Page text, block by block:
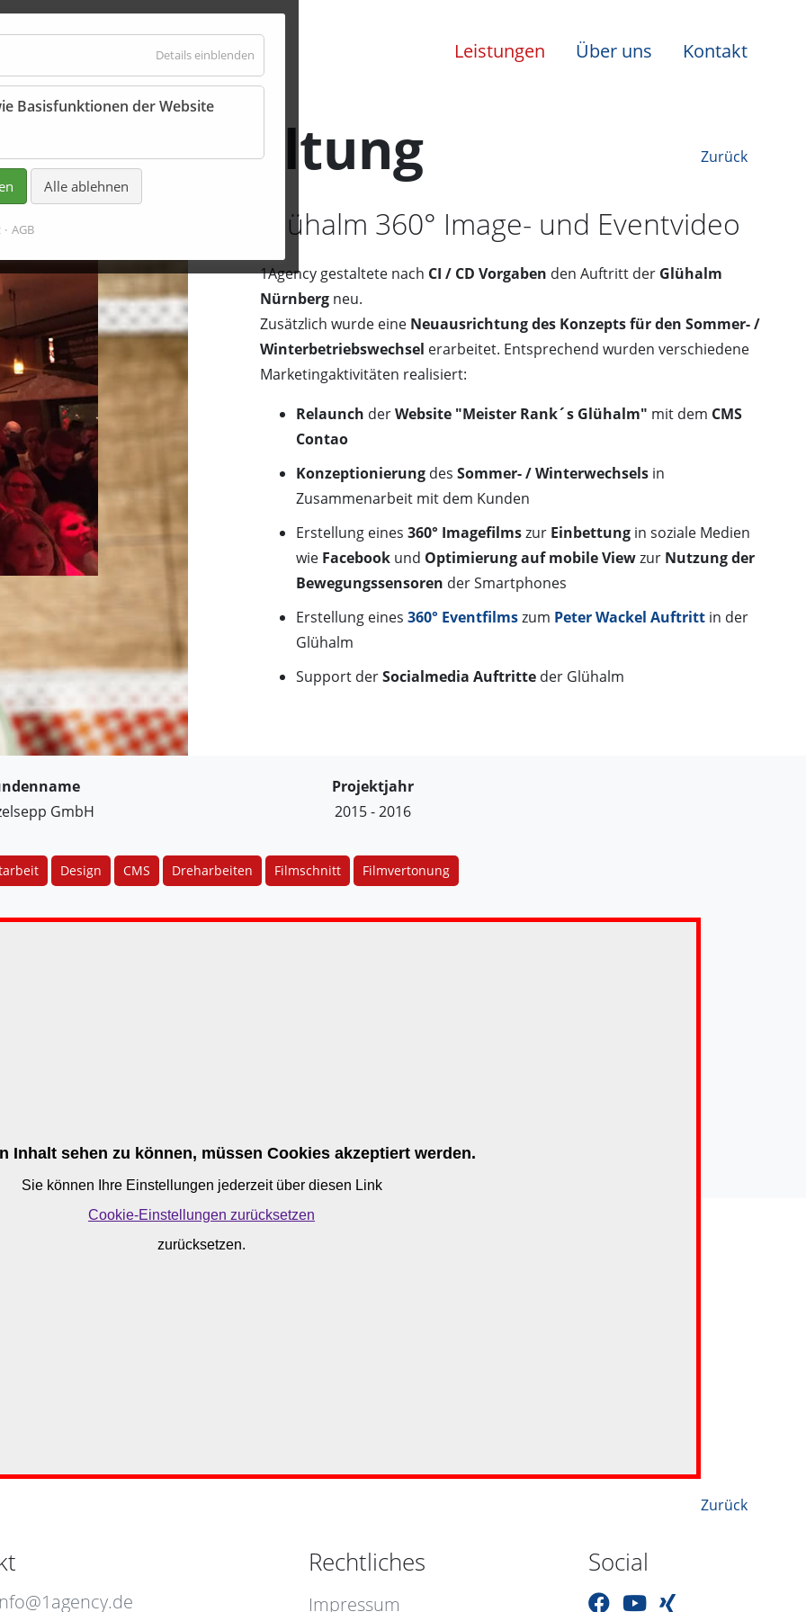
Details einblenden
Essenziell
Basisfunktionen der Website
Alle ablehnen
AGB
Leistungen Über uns Kontakt
Filmgestaltung Zurück
Glühalm 360° Image- und Eventvideo
1Agency gestaltete nach CI / CD Vorgaben den Auftritt der Glühalm
Nürnberg neu.
Zusätzlich wurde eine Neuausrichtung des Konzepts für den Sommer- /
Winterbetriebswechsel erarbeitet. Entsprechend wurden verschiedene
Marketingaktivitäten realisiert:
Relaunch derWebsite "Meister Rank´s Glühalm" mit dem CMS
Contao
Konzeptionierung des Sommer- / Winterwechsels in
Zusammenarbeit mit dem Kunden
Erstellung eines 360° Imagefilmszur Einbettung in soziale Medien
wie Facebook und Optimierung auf mobile Viewzur Nutzung der
Bewegungssensoren der Smartphones
Erstellung eines 360° Eventfilmszum Peter Wackel Auftritt in der
Glühalm
Support derSocialmedia Auftritte der Glühalm
GmbH
Projektjahr
2015 - 2016
Design CMS Dreharbeiten Filmschnitt Filmvertonung
Zurück
Rechtliches
Impressum
Social